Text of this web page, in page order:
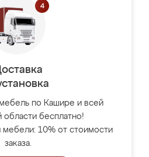
по Кашире и всей
области бесплатно!
10% от стоимости
заказа.